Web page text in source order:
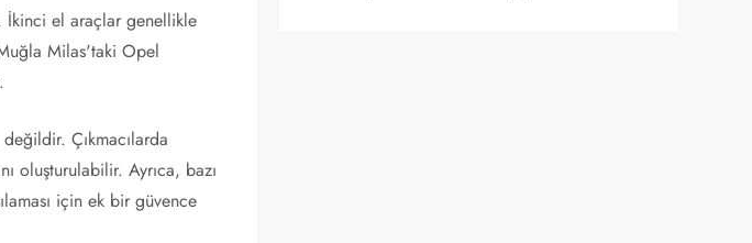
İkinci el araçlar genellikle
Milas'taki Opel
Çıkmacılarda
oluşturulabilir. Ayrıca, bazı
için ek bir güvence